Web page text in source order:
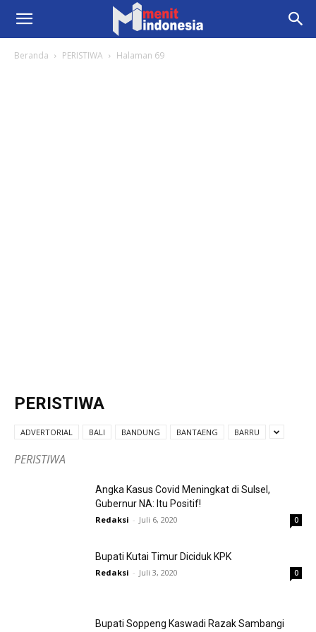
Beranda PERISTIWA Halaman 69
PERISTIWA
ADVERTORIAL BALI BANDUNG BANTAENG BARRU
PERISTIWA
Angka Kasus Covid Meningkat di Sulsel,
Gubernur NA: Itu Positif!
Redaksi - Juli 6, 2020 0
Bupati Kutai Timur Diciduk KPK
Redaksi - Juli 3, 2020 0
Bupati Soppeng Kaswadi Razak Sambangi